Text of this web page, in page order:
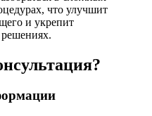
что улучшит
и укрепит